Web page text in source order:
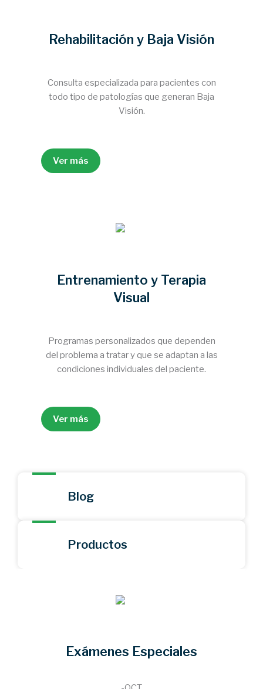
Rehabilitación y Baja Visión
Consulta especializada para pacientes con
todo tipo de patologías que generan Baja
Visión.
Ver más
Entrenamiento y Terapia
Visual
Programas personalizados que dependen
del problema a tratar y que se adaptan a las
condiciones individuales del paciente.
Ver más
Blog
Productos
Exámenes Especiales